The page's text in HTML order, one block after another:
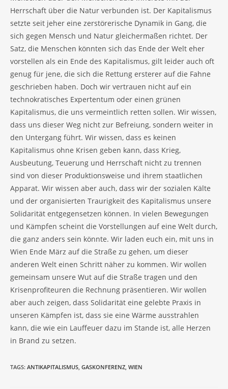
Herrschaft über die Natur verbunden ist. Der Kapitalismus
setzte seit jeher eine zerstörerische Dynamik in Gang, die
sich gegen Mensch und Natur gleichermaßen richtet. Der
Satz, die Menschen könnten sich das Ende der Welt eher
vorstellen als ein Ende des Kapitalismus, gilt leider auch oft
genug für jene, die sich die Rettung ersterer auf die Fahne
geschrieben haben. Doch wir vertrauen nicht auf ein
technokratisches Expertentum oder einen grünen
Kapitalismus, die uns vermeintlich retten sollen. Wir wissen,
dass uns dieser Weg nicht zur Befreiung, sondern weiter in
den Untergang führt. Wir wissen, dass es keinen
Kapitalismus ohne Krisen geben kann, dass Krieg,
Ausbeutung, Teuerung und Herrschaft nicht zu trennen
sind von dieser Produktionsweise und ihrem staatlichen
Apparat. Wir wissen aber auch, dass wir der sozialen Kälte
und der organisierten Traurigkeit des Kapitalismus unsere
Solidarität entgegensetzen können. In vielen Bewegungen
und Kämpfen scheint die Vorstellungen auf eine Welt durch,
die ganz anders sein könnte. Wir laden euch ein, mit uns in
Wien Ende März auf die Straße zu gehen, um dieser
anderen Welt einen Schritt näher zu kommen. Wir wollen
gemeinsam unsere Wut auf die Straße tragen und den
Krisenprofiteuren die Rechnung präsentieren. Wir wollen
aber auch zeigen, dass Solidarität eine gelebte Praxis in
unseren Kämpfen ist, dass sie eine Wärme ausstrahlen
kann, die wie ein Lauffeuer dazu im Stande ist, alle Herzen
in Brand zu setzen.
TAGS: ANTIKAPITALISMUS, GASKONFERENZ, WIEN